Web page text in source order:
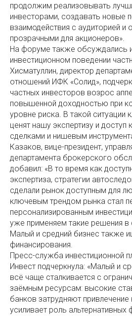
продолжим реализовывать
инвесторами, создавать новые
взаимодействия с аудиторией и
прозрачными для акционеров».
На форуме также обсуждались
инвестиционном поведении
Хисматуллин, директор
отношений ИФК «Солид»,
частных инвесторов возрос
повышенной доходностью при
уровне риска. В такой ситуации
ценят нашу экспертизу и доступ
сделками и нишевым
Казаков, вице-президент,
департамента брокерского
добавил: «В то время как
экспертиза, стратегии
сделали рынок доступным для
ключевым трендом рынка стал
персонализированным
уже применяем такие решения в
Малый и средний бизнес также
финансирования.
Пресс-служба инвестиционной
Инвест подчеркнула: «Малый и
всё чаще сталкивается с
заёмным ресурсам: высокие
банков затрудняют привлечение
усиливает роль